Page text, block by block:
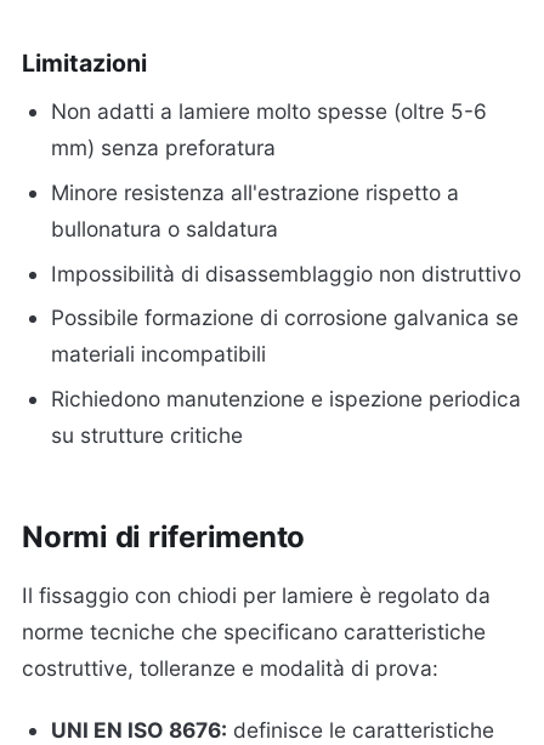
Limitazioni
Non adatti a lamiere molto spesse (oltre 5-6
mm) senza preforatura
Minore resistenza all'estrazione rispetto a
bullonatura o saldatura
Impossibilità di disassemblaggio non distruttivo
Possibile formazione di corrosione galvanica se
materiali incompatibili
Richiedono manutenzione e ispezione periodica
su strutture critiche
Normi di riferimento
Il fissaggio con chiodi per lamiere è regolato da
norme tecniche che specificano caratteristiche
costruttive, tolleranze e modalità di prova:
UNI EN ISO 8676: definisce le caratteristiche